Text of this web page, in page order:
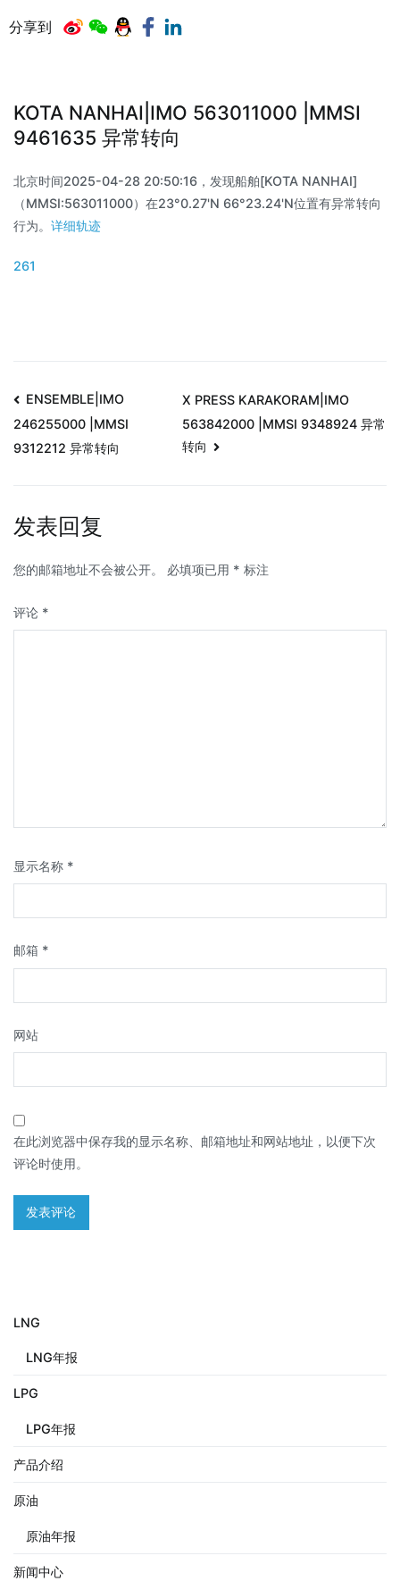
分享到
KOTA NANHAI|IMO 563011000 |MMSI
9461635 异常转向
北京时间2025-04-28 20:50:16，发现船舶[KOTA NANHAI]
（MMSI:563011000）在23°0.27'N 66°23.24'N位置有异常转向
行为。 详细轨迹
261
ENSEMBLE|IMO
246255000 |MMSI
9312212 异常转向
X PRESS KARAKORAM|IMO
563842000 |MMSI 9348924 异常
转向
发表回复
您的邮箱地址不会被公开。 必填项已用 * 标注
评论 *
显示名称 *
邮箱 *
网站
在此浏览器中保存我的显示名称、邮箱地址和网站地址，以便下次
评论时使用。
LNG
LNG年报
LPG
LPG年报
产品介绍
原油
原油年报
新闻中心